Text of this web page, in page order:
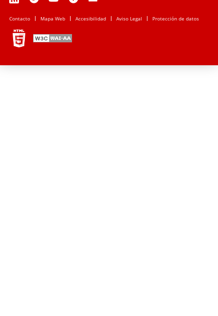
Contacto Mapa Web Accesibilidad Aviso Legal Protección de datos